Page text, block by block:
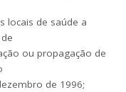
locais de saúde a
ou propagação de
de 1996;